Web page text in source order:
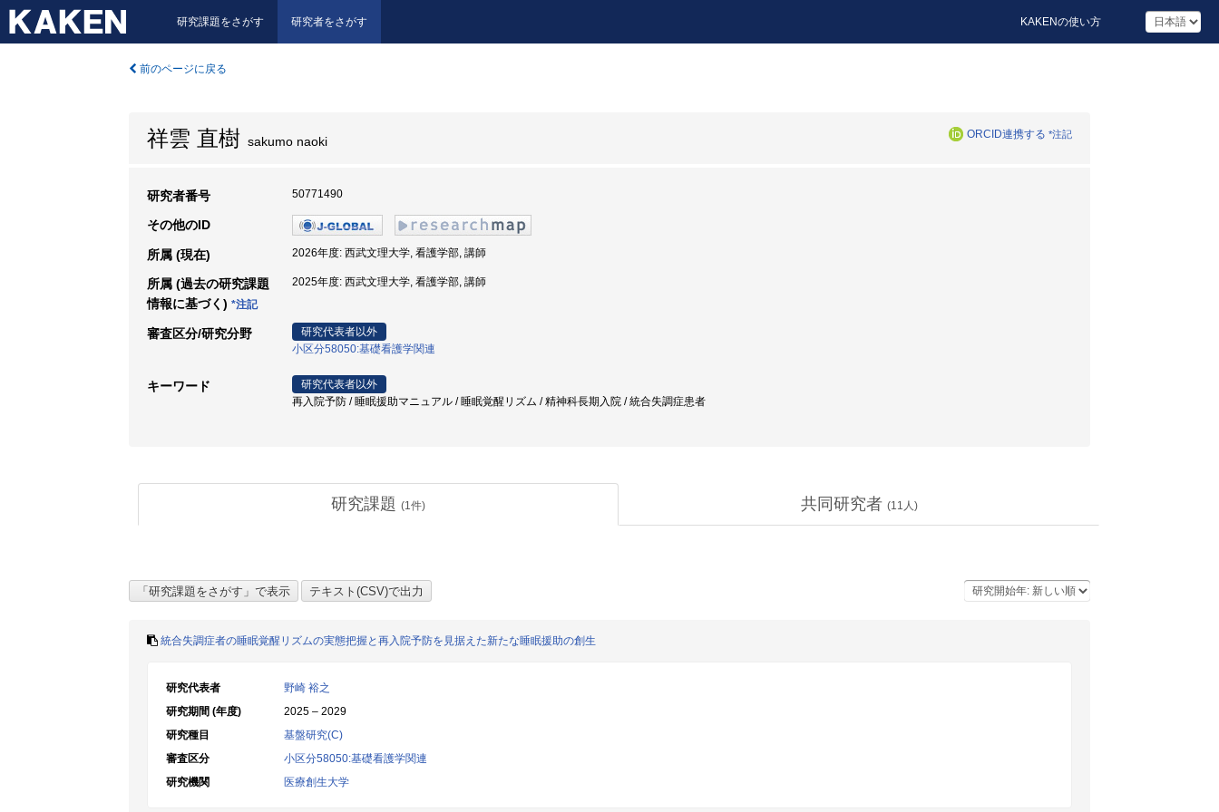
研究課題をさがす 研究者をさがす KAKENの使い方
前のページに戻る
祥雲 直樹 sakumo naoki ORCID連携する *注記
研究者番号 50771490
その他のID
所属 (現在) 2026年度: 西武文理大学, 看護学部, 講師
所属 (過去の研究課題
情報に基づく) *注記
2025年度: 西武文理大学, 看護学部, 講師
審査区分/研究分野
研究代表者以外
小区分58050:基礎看護学関連
キーワード
研究代表者以外
再入院予防 / 睡眠援助マニュアル / 睡眠覚醒リズム / 精神科長期入院 / 統合失調症患者
研究課題 (1件) 共同研究者 (11 人)
統合失調症者の睡眠覚醒リズムの実態把握と再入院予防を見据えた新たな睡眠援助の創生
研究代表者
野崎 裕之
研究期間 (年度)
2025 – 2029
研究種目
基盤研究(C)
審査区分
小区分58050:基礎看護学関連
研究機関
医療創生大学